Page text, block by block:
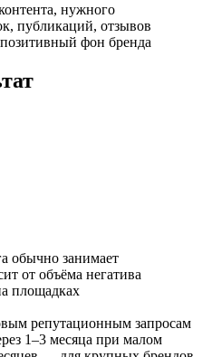
нужного
публикаций, отзывов
фон бренда
обычно занимает
от объёма негатива
площадках
репутационным запросам
1–3 месяца при малом